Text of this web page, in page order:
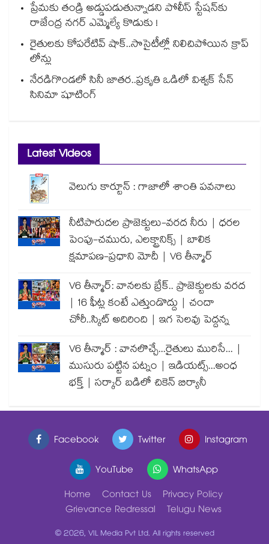
ప్రేమకు తండ్రి అడ్డుపడుతున్నాడని పోలీస్ స్టేషన్⁪కు
రాజేంద్ర నగర్ ఎమ్మెల్యే కొడుకు !
రైతులకు కోపరేటివ్ షాక్..సొసైటీల్లో నిలిచిపోయిన క్రాప్
లోన్లు
నేరడిగొండలో సినీ జాతర..ప్రకృతి ఒడిలో విశ్వక్ సేన్
సినిమా షూటింగ్
Latest Videos
వెలుగు కార్టూన్ : గాజాలో శాంతి పవనాలు
నీటిపారుదల ప్రాజెక్టులు-వరద నీరు | ధరల
పెంపు-చమురు, ఎలక్ట్రానిక్స్ | బాలిక
క్షమాపణ-ప్రధాని మోదీ | V6 తీన్మార్
V6 తీన్మార్: వానలకు బ్రేక్.. ప్రాజెక్టులకు వరద
| 16 ఫీట్ల కంటే ఎత్తుండొద్దు | చందా
చోరీ..స్కిట్ అదిరింది | ఇగ సెలవు పెద్దన్న
V6 తీన్మార్ : వానలొచ్చే...రైతులు మురిసే... |
ముసురు పట్టిన పట్నం | ఇడియట్స్...అంధ
భక్త్ | సర్కార్ బడిలో చికెన్ బిర్యానీ
Facebook Twitter
Instagram
YouTube
WhatsApp
Home
Contact Us
Privacy Policy
Grievance Redressal
Telugu News
© 2026, VIL Media Pvt Ltd. All rights reserved